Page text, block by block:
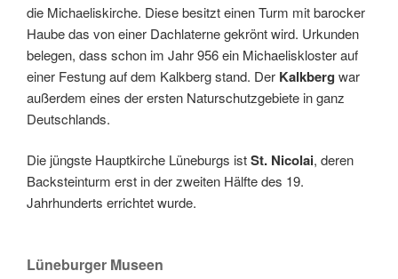
die Michaeliskirche. Diese besitzt einen Turm mit barocker
Haube das von einer Dachlaterne gekrönt wird. Urkunden
belegen, dass schon im Jahr 956 ein Michaeliskloster auf
einer Festung auf dem Kalkberg stand. Der Kalkberg war
außerdem eines der ersten Naturschutzgebiete in ganz
Deutschlands.
Die jüngste Hauptkirche Lüneburgs istSt. Nicolai, deren
Backsteinturm erst in der zweiten Hälfte des 19.
Jahrhunderts errichtet wurde.
Lüneburger Museen